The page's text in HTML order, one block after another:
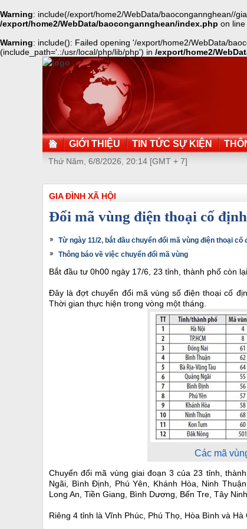
Warning: include(/export/home2/WebData/baocongannghean//
/export/home2/WebData/baocongannghean/index.php on line
Warning: include(): Failed opening '/export/home2/WebData/
(include_path='.:/usr/local/php/lib/php') in /export/home2/
GIỚI THIỆU TIN TỨC SỰ KIỆN
Thứ Năm, 6/8/2026, 20:14 [GMT + 7]
GIA ĐÌNH XÃ HỘI
Đổi mã vùng điện thoại cố
Từ ngày 11/2, bắt đầu chuyển đổi mã vùng điện thoại cố
Thông báo về việc chuyển đổi mã vùng
Bắt đầu tư 0h00 ngày 17/6, 23 tỉnh, thành phố còn
Đây là đợt chuyển đổi mã vùng số điện thoại cố
Thời gian thực hiện trong vòng một tháng.
Các mã
Chuyển đổi mã vùng giai đoạn 3 của 23 tỉnh,
Ngãi, Bình Định, Phú Yên, Khánh Hòa, Ninh
Long An, Tiền Giang, Bình Dương, Bến Tre, Tây
Riêng 4 tỉnh là Vĩnh Phúc, Phú Thọ, Hòa Bình và